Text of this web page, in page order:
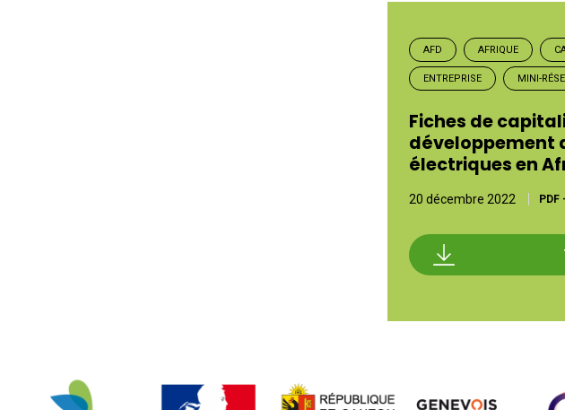
AFD AFRIQUE
ENTREPRISE MINI-
Fiches de
développement
électriques en
20 décembre 2022 PDF -